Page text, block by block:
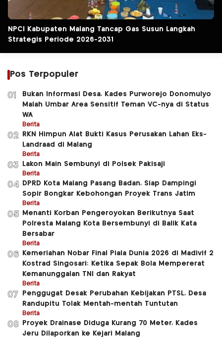
NPCI Kabupaten Malang Tancap Gas Susun Langkah
Strategis Periode 2026-2031
Pos Terpopuler
01
Bukan Informasi Desa, Kades Purworejo Donomulyo
Malah Umbar Area Sensitif Teman VC-nya di Status
WA
Berita
02
RKN Himpun Alat Bukti Kasus Perusakan Lahan Eks-
Landraad di Malang
Berita
03 Lakon Main Sembunyi di Polsek Pakisaji
Berita
04
DPRD Kota Malang Pasang Badan, Siap Dampingi
Sopir Bongkar Kebohongan Proyek Trans Jatim
Berita
05
Menanti Korban Pengeroyokan Berikutnya Saat
Polresta Malang Kota Bersembunyi di Balik Kata
Bersabar
Berita
06
Kemeriahan Nobar Final Piala Dunia 2026 di Madivif 2
Kostrad Singosari: Ketika Sepak Bola Mempererat
Kemanunggalan TNI dan Rakyat
Berita
07
Penggugat Desak Perubahan Kebijakan PTSL, Desa
Randupitu Tolak Mentah-mentah Tuntutan
Berita
08
Proyek Drainase Diduga Kurang 70 Meter, Kades
Jeru Dilaporkan ke Kejari Malang